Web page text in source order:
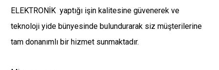
ELEKTRONİK yaptığı işin kalitesine güvenerek ve
teknoloji yide bünyesinde bulundurarak siz müşterilerine
tam donanımlı bir hizmet sunmaktadır.